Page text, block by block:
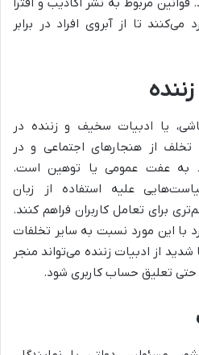
تا از آبروی افراد در برابر
یا ادبیات سخیف و زننده در
از هنجارهای اجتماعی و در
به عفت عمومی یا توهین است.
علیه استفاده از زبان
برای تعامل کاربران فراهم کنند.
این مورد نسبت به سایر تخلفات
شدید از ادبیات زننده می‌تواند منجر
تعلیق حساب کاربری شود.